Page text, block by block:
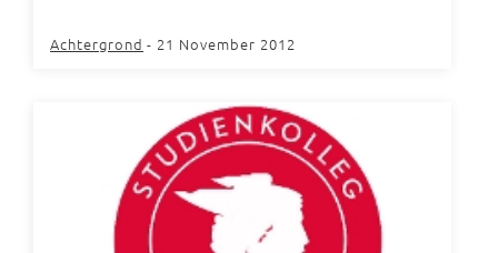
Achtergrond - 21 November 2012